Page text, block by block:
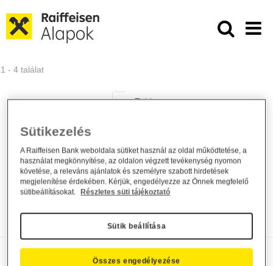
Közzétételek - Raiffeisen
1 - 4 találat
Tájékoztatás a Raiffeisen Ingatlan Alap
Nettó Eszközérték...
Alapkezelő közzététel 2026. július 31.
Közzététel Kimutatás
Bővebben
Módosul a Raiffeisen Befektetési
Sütikezelés
A Raiffeisen Bank weboldala sütiket használ az oldal működtetése, a
használat megkönnyítése, az oldalon végzett tevékenység nyomon
követése, a releváns ajánlatok és személyre szabott hirdetések
megjelenítése érdekében. Kérjük, engedélyezze az Önnek megfelelő
sütibeállításokat.
Részletes süti tájékoztató
Sütik beállítása
Összes engedélyezése